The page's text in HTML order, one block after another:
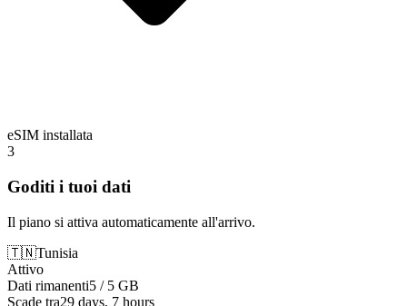
eSIM installata
3
Goditi i tuoi dati
Il piano si attiva automaticamente all'arrivo.
🇹🇳Tunisia
Attivo
Dati rimanenti5 / 5 GB
Scade tra29 days, 7 hours